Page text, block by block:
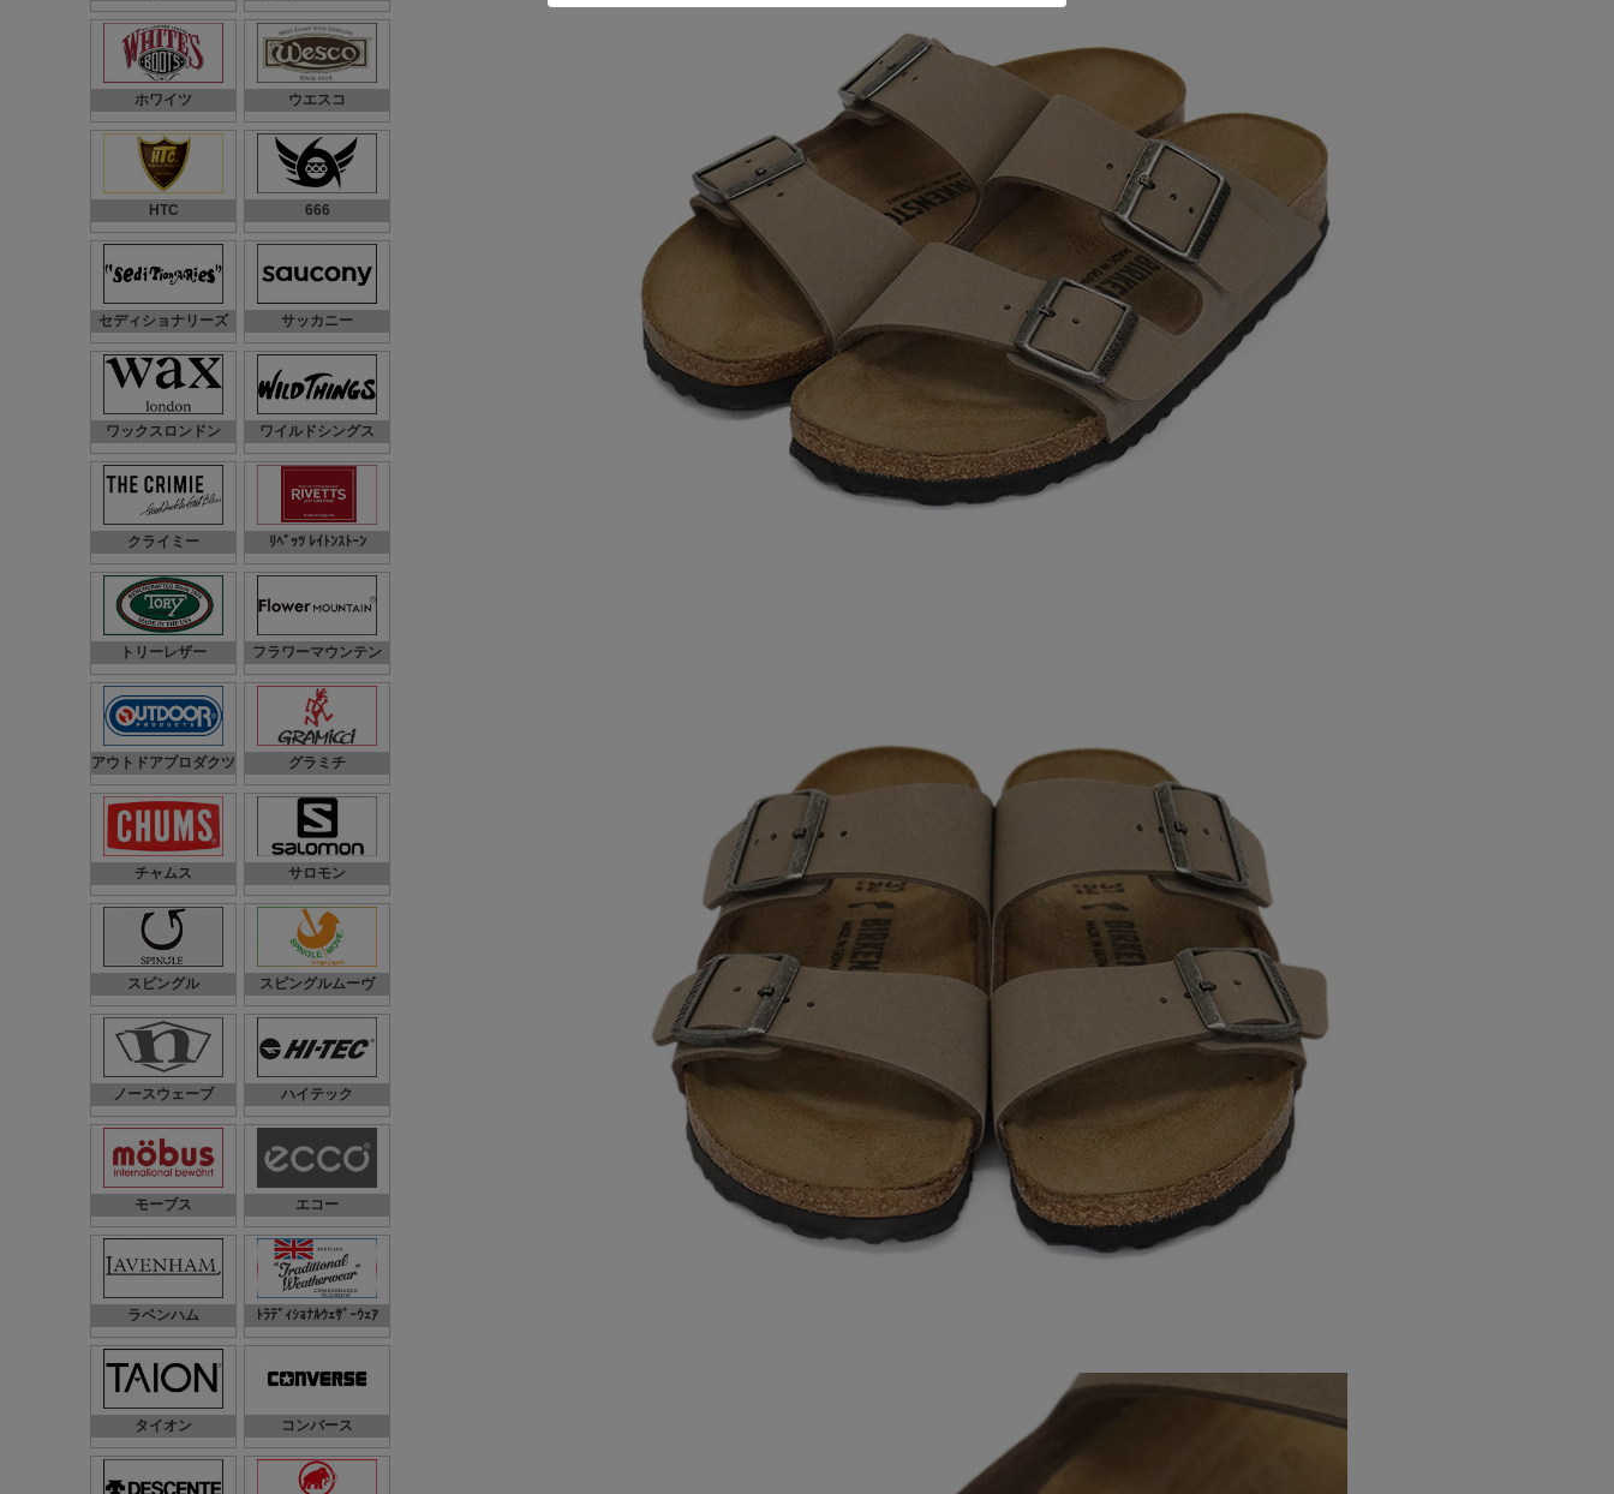
ホワイツ ウエスコ
HTC 666
セディショナリーズ サッカニー
ワックスロンドン ワイルドシングス
クライミー ﾘﾍﾞｯﾂ ﾚｲﾄﾝｽﾄｰﾝ
トリーレザー フラワーマウンテン
アウトドアプロダクツ グラミチ
チャムス サロモン
スピングル スピングルムーヴ
ノースウェーブ ハイテック
モーブス エコー
ラベンハム ﾄﾗﾃﾞｨｼｮﾅﾙｳｪｻﾞｰｳｪｱ
タイオン コンバース